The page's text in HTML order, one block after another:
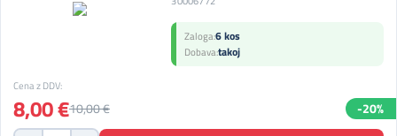
Zaloga:6 kos
Dobava:takoj
Cena z DDV:
8,00 €10,00 € -20%